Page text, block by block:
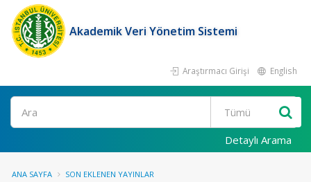
Akademik Veri Yönetim Sistemi
Araştırmacı Girişi English
Ara
Detaylı Arama
ANA SAYFA SON EKLENEN YAYINLAR